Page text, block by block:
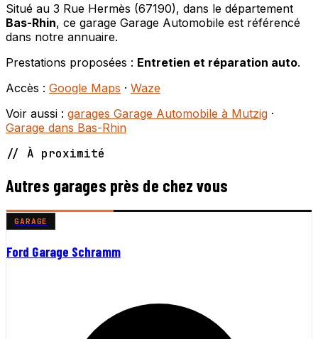
Situé au 3 Rue Hermès (67190), dans le département
Bas-Rhin, ce garage Garage Automobile est référencé
dans notre annuaire.
Prestations proposées : Entretien et réparation auto.
Accès : Google Maps · Waze
Voir aussi : garages Garage Automobile à Mutzig ·
Garage dans Bas-Rhin
// À proximité
Autres garages près de chez vous
GARAGE
Ford Garage Schramm